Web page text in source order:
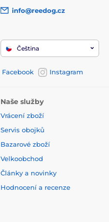
info@reedog.cz
Čeština
Facebook Instagram
Naše služby
Vrácení zboží
Servis obojků
Bazarové zboží
Velkoobchod
Články a novinky
Hodnocení a recenze